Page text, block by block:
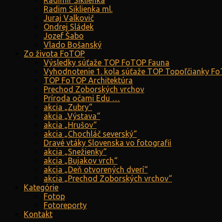
Radim Siklienka ml.
Juraj Valkovič
Ondrej Sládek
Jozef Šabo
Vlado Bošanský
Zo života FoTOP
Výsledky súťaže TOP FoTOP Fauna
Vyhodnotenie 1. kola súťaže TOP Topoľčianky
TOP FoTOP Architektúra
Prechod Zoborských vrchov
Príroda očami Edu …
akcia „Zubry“
akcia „Výstava“
akcia „Hrušov“
akcia „Chochláč severský“
Dravé vtáky Slovenska vo fotografii
akcia „Snežienky“
akcia „Bujakov vrch“
akcia „Deň otvorených dverí“
akcia „Prechod Zoborských vrchov“
Kategórie
Fotop
Fotoreporty
Kontakt